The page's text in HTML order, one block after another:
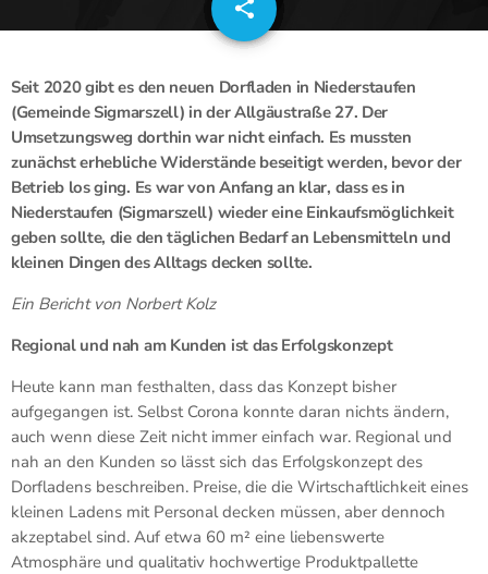
share
email
Seit 2020 gibt es den neuen Dorfladen in Niederstaufen
(Gemeinde Sigmarszell) in der Allgäustraße 27. Der
Umsetzungsweg dorthin war nicht einfach. Es mussten
zunächst erhebliche Widerstände beseitigt werden, bevor der
Betrieb los ging. Es war von Anfang an klar, dass es in
Niederstaufen (Sigmarszell) wieder eine Einkaufsmöglichkeit
geben sollte, die den täglichen Bedarf an Lebensmitteln und
kleinen Dingen des Alltags decken sollte.
Ein Bericht von Norbert Kolz
Regional und nah am Kunden ist das Erfolgskonzept
Heute kann man festhalten, dass das Konzept bisher
aufgegangen ist. Selbst Corona konnte daran nichts ändern,
auch wenn diese Zeit nicht immer einfach war. Regional und
nah an den Kunden so lässt sich das Erfolgskonzept des
Dorfladens beschreiben. Preise, die die Wirtschaftlichkeit eines
kleinen Ladens mit Personal decken müssen, aber dennoch
akzeptabel sind. Auf etwa 60 m² eine liebenswerte
Atmosphäre und qualitativ hochwertige Produktpallette